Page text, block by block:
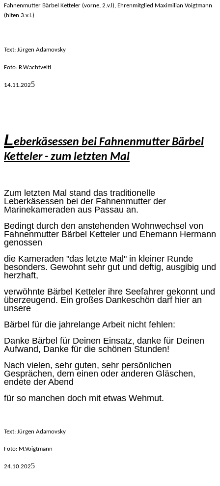
Fahnenmutter Bärbel Ketteler (vorne, 2.v.l), Ehrenmitglied Maximilian Voigtmann
(hiten 3.v.l.)
Text: Jürgen Adamovsky
Foto: R.Wachtveitl
14.11.2025
Leberkäsessen bei Fahnenmutter Bärbel
Ketteler - zum letzten Mal
Zum letzten Mal stand das traditionelle
Leberkäsessen bei der Fahnenmutter der
Marinekameraden aus Passau an.
Bedingt durch den anstehenden Wohnwechsel von
Fahnenmutter Bärbel Ketteler und Ehemann Hermann
genossen
die Kameraden "das letzte Mal" in kleiner Runde
besonders. Gewohnt sehr gut und deftig, ausgibig und
herzhaft,
verwöhnte Bärbel Ketteler ihre Seefahrer gekonnt und
überzeugend. Ein großes Dankeschön darf hier an
unsere
Bärbel für die jahrelange Arbeit nicht fehlen:
Danke Bärbel für Deinen Einsatz, danke für Deinen
Aufwand, Danke für die schönen Stunden!
Nach vielen, sehr guten, sehr persönlichen
Gesprächen, dem einen oder anderen Gläschen,
endete der Abend
für so manchen doch mit etwas Wehmut.
Text: Jürgen Adamovsky
Foto: M.Voigtmann
24.10.2025